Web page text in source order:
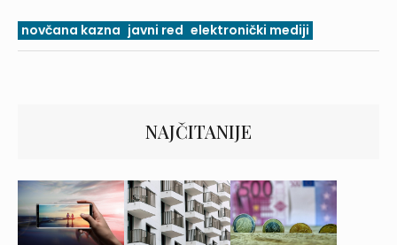
novčana kazna javni red elektronički mediji
NAJČITANIJE